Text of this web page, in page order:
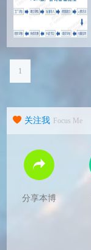
1
关注我 Focus Me
分享本博